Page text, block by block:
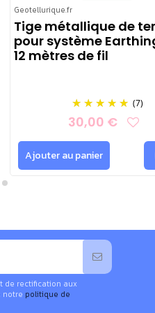
oxygénés
Geotellurique.fr
Tige métallique de
pour système
12 mètres de fil
(7)
30,00 €
Ajouter au panier
de rectification aux
notre politique de